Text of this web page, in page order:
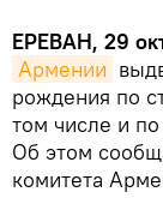
ЕРЕВАН, 29
Армении
рождения по
том числе и
Об этом
комитета